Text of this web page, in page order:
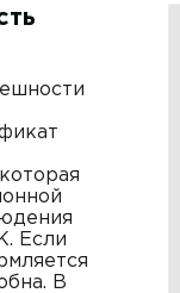
Если
В